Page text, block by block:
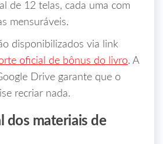
de 12 telas, cada uma com
mensuráveis.
disponibilizados via link
oficial de bônus do livro. A
Drive garante que o
recriar nada.
dos materiais de